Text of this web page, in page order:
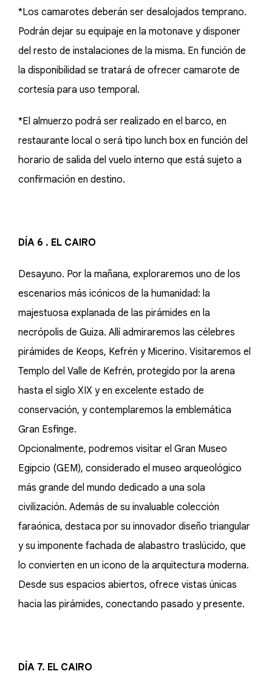
*Los camarotes deberán ser desalojados temprano.
Podrán dejar su equipaje en la motonave y disponer
del resto de instalaciones de la misma. En función de
la disponibilidad se tratará de ofrecer camarote de
cortesía para uso temporal.
*El almuerzo podrá ser realizado en el barco, en
restaurante local o será tipo lunch box en función del
horario de salida del vuelo interno que está sujeto a
confirmación en destino.
DÍA 6 . EL CAIRO
Desayuno. Por la mañana, exploraremos uno de los
escenarios más icónicos de la humanidad: la
majestuosa explanada de las pirámides en la
necrópolis de Guiza. Allí admiraremos las célebres
pirámides de Keops, Kefrén y Micerino. Visitaremos el
Templo del Valle de Kefrén, protegido por la arena
hasta el siglo XIX y en excelente estado de
conservación, y contemplaremos la emblemática
Gran Esfinge.
Opcionalmente, podremos visitar el Gran Museo
Egipcio (GEM), considerado el museo arqueológico
más grande del mundo dedicado a una sola
civilización. Además de su invaluable colección
faraónica, destaca por su innovador diseño triangular
y su imponente fachada de alabastro traslúcido, que
lo convierten en un icono de la arquitectura moderna.
Desde sus espacios abiertos, ofrece vistas únicas
hacia las pirámides, conectando pasado y presente.
DÍA 7. EL CAIRO